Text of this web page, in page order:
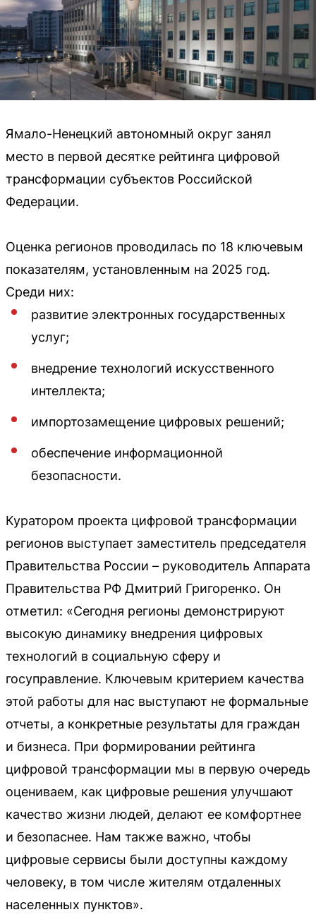
Ямало-Ненецкий автономный округ занял
место в первой десятке рейтинга цифровой
трансформации субъектов Российской
Федерации.
Оценка регионов проводилась по 18 ключевым
показателям, установленным на 2025 год.
Среди них:
развитие электронных государственных
услуг;
внедрение технологий искусственного
интеллекта;
импортозамещение цифровых решений;
обеспечение информационной
безопасности.
Куратором проекта цифровой трансформации
регионов выступает заместитель председателя
Правительства России – руководитель Аппарата
Правительства РФ Дмитрий Григоренко. Он
отметил: «Сегодня регионы демонстрируют
высокую динамику внедрения цифровых
технологий в социальную сферу и
госуправление. Ключевым критерием качества
этой работы для нас выступают не формальные
отчеты, а конкретные результаты для граждан
и бизнеса. При формировании рейтинга
цифровой трансформации мы в первую очередь
оцениваем, как цифровые решения улучшают
качество жизни людей, делают ее комфортнее
и безопаснее. Нам также важно, чтобы
цифровые сервисы были доступны каждому
человеку, в том числе жителям отдаленных
населенных пунктов».